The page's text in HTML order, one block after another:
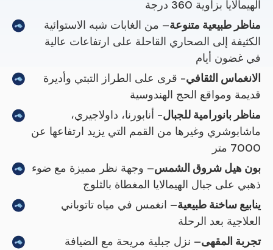
الهيمالايا بزاوية 360 درجة
مناظر طبيعية متنوعة– من الغابات شبه الاستوائية
الكثيفة إلى الصحاري القاحلة على ارتفاعات عالية
في غضون أيام
الانغماس الثقافي- قرى على الطراز التبتي وأديرة
قديمة ومواقع الحج الهندوسية
مناظر بانورامية للجبال- أنابورنا، داولاجيري،
ماشابوشري وغيرها من القمم التي يزيد ارتفاعها عن
7000 متر
بون هيل شروق الشمس– وجهة نظر مميزة مع ضوء
ذهبي على جبال الهيمالايا المغطاة بالثلوج
ينابيع ساخنة طبيعية– انغمس في مياه تاتوباني
العلاجية بعد الرحلة
تجربة المقهى– نزل جبلية مريحة مع الضيافة